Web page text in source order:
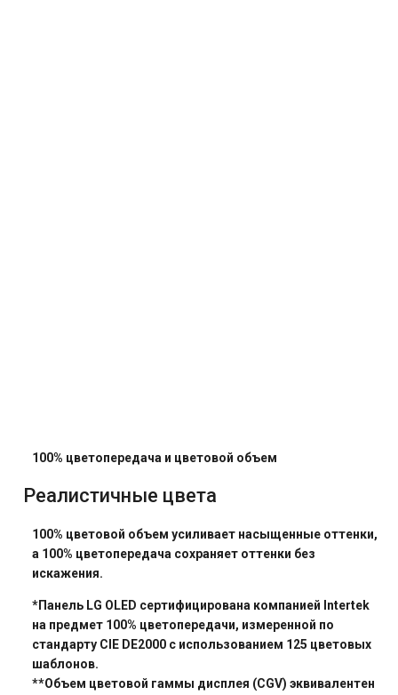
100% цветопередача и цветовой объем
Реалистичные цвета
100% цветовой объем усиливает насыщенные оттенки,
а 100% цветопередача сохраняет оттенки без
искажения.
*Панель LG OLED сертифицирована компанией Intertek
на предмет 100% цветопередачи, измеренной по
стандарту CIE DE2000 с использованием 125 цветовых
шаблонов.
**Объем цветовой гаммы дисплея (CGV) эквивалентен